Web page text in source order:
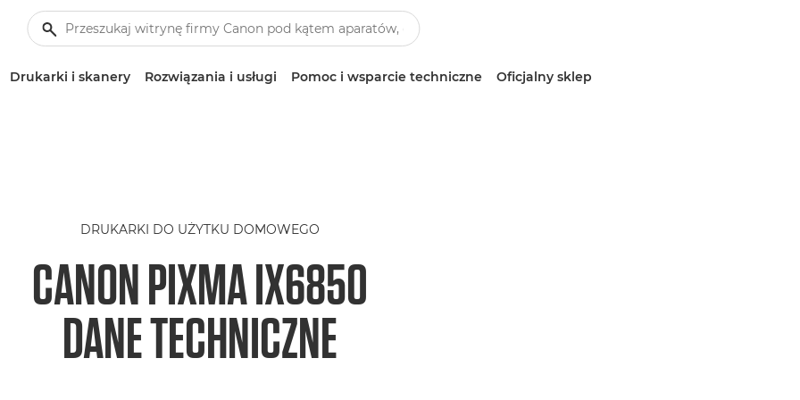
Drukarki i skanery Rozwiązania i usługi Pomoc i wsparcie techniczne Oficjalny sklep
DRUKARKI DO UŻYTKU DOMOWEGO
CANON PIXMA IX6850
DANE TECHNICZNE